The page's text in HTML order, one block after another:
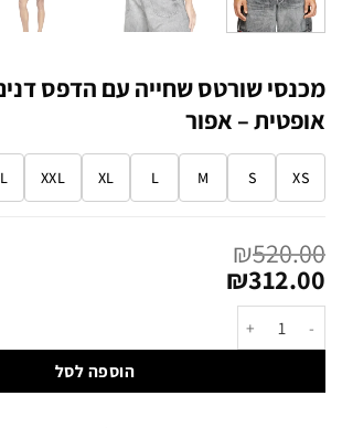
מכנסי שורטס שחייה עם הדפס
אופטית – אפור
XS
S
M
L
XL
XXL
₪520.00
₪312.00
הוספה לסל